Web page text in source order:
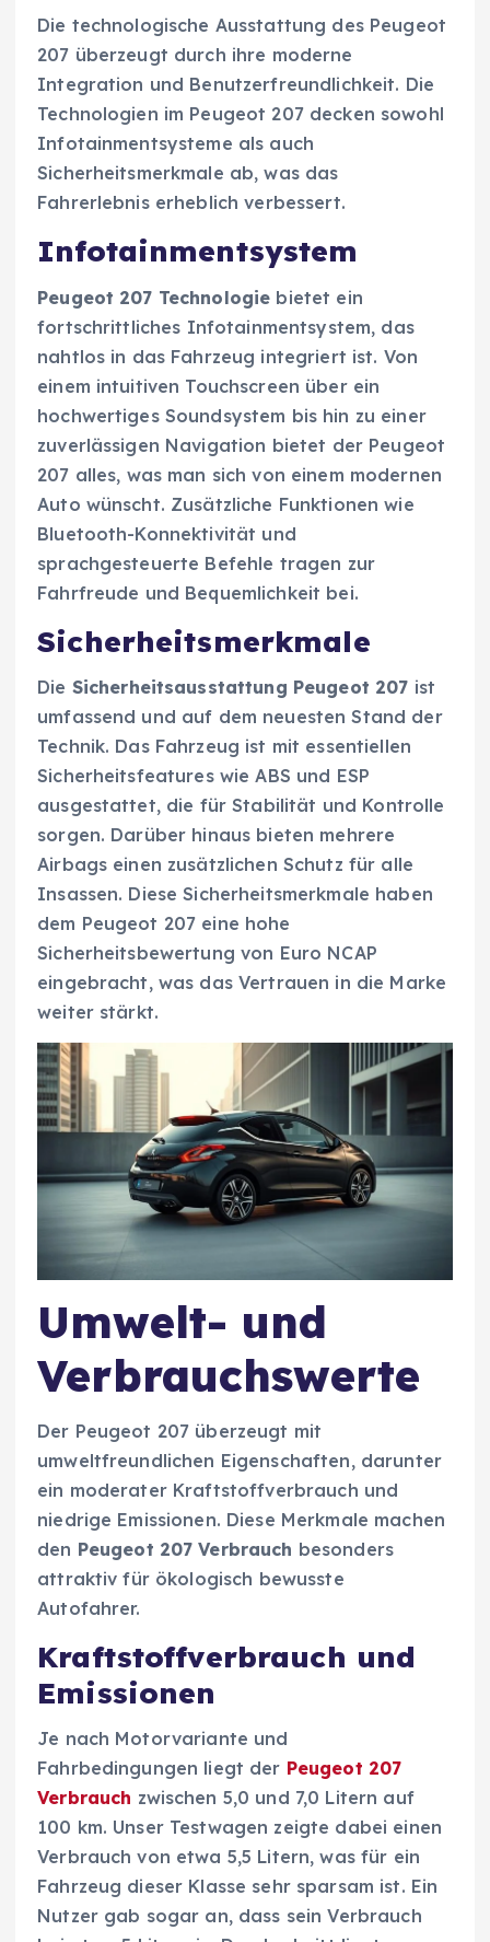
Die technologische Ausstattung des Peugeot
207 überzeugt durch ihre moderne
Integration und Benutzerfreundlichkeit. Die
Technologien im Peugeot 207 decken sowohl
Infotainmentsysteme als auch
Sicherheitsmerkmale ab, was das
Fahrerlebnis erheblich verbessert.
Infotainmentsystem
Peugeot 207 Technologie bietet ein
fortschrittliches Infotainmentsystem, das
nahtlos in das Fahrzeug integriert ist. Von
einem intuitiven Touchscreen über ein
hochwertiges Soundsystem bis hin zu einer
zuverlässigen Navigation bietet der Peugeot
207 alles, was man sich von einem modernen
Auto wünscht. Zusätzliche Funktionen wie
Bluetooth-Konnektivität und
sprachgesteuerte Befehle tragen zur
Fahrfreude und Bequemlichkeit bei.
Sicherheitsmerkmale
Die Sicherheitsausstattung Peugeot 207 ist
umfassend und auf dem neuesten Stand der
Technik. Das Fahrzeug ist mit essentiellen
Sicherheitsfeatures wie ABS und ESP
ausgestattet, die für Stabilität und Kontrolle
sorgen. Darüber hinaus bieten mehrere
Airbags einen zusätzlichen Schutz für alle
Insassen. Diese Sicherheitsmerkmale haben
dem Peugeot 207 eine hohe
Sicherheitsbewertung von Euro NCAP
eingebracht, was das Vertrauen in die Marke
weiter stärkt.
Umwelt- und
Verbrauchswerte
Der Peugeot 207 überzeugt mit
umweltfreundlichen Eigenschaften, darunter
ein moderater Kraftstoffverbrauch und
niedrige Emissionen. Diese Merkmale machen
den Peugeot 207 Verbrauch besonders
attraktiv für ökologisch bewusste
Autofahrer.
Kraftstoffverbrauch und
Emissionen
Je nach Motorvariante und
Fahrbedingungen liegt der Peugeot 207
Verbrauch zwischen 5,0 und 7,0 Litern auf
100 km. Unser Testwagen zeigte dabei einen
Verbrauch von etwa 5,5 Litern, was für ein
Fahrzeug dieser Klasse sehr sparsam ist. Ein
Nutzer gab sogar an, dass sein Verbrauch